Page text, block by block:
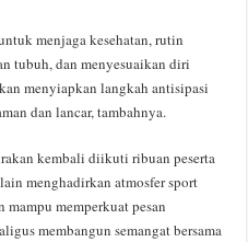
menjaga kesehatan, rutin
tubuh, dan menyesuaikan diri
menyiapkan langkah antisipasi
dan lancar, tambahnya.
kembali diikuti ribuan peserta
menghadirkan atmosfer sport
memperkuat pesan
membangun semangat bersama